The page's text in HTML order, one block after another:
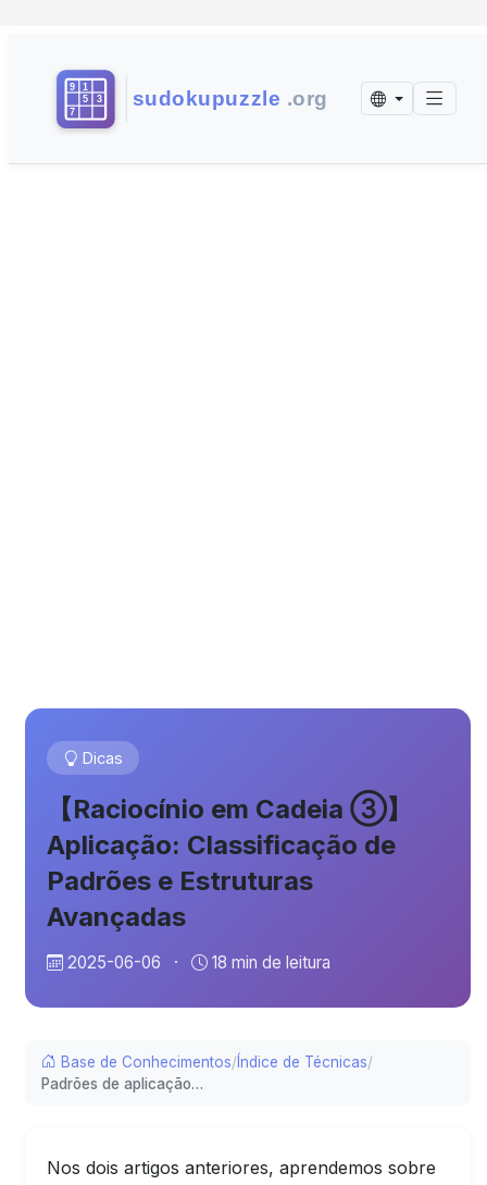
Dicas
【Raciocínio em Cadeia ③】
Aplicação: Classificação de
Padrões e Estruturas
Avançadas
2025-06-06 · 18 min de leitura
Base de Conhecimentos/Índice de Técnicas/
Padrões de aplicação de cadeias
Nos dois artigos anteriores, aprendemos sobre